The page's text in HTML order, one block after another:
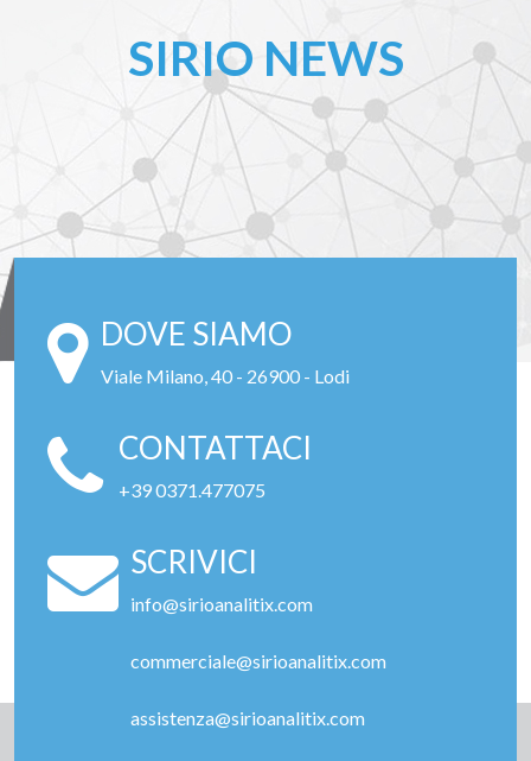
SIRIO NEWS
DOVE SIAMO
Viale Milano, 40 - 26900 - Lodi
CONTATTACI
+39 0371.477075
SCRIVICI
info@sirioanalitix.com
commerciale@sirioanalitix.com
assistenza@sirioanalitix.com